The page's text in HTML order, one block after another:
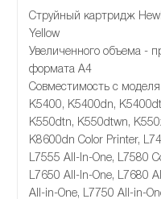
Струйный картридж
Yellow
Увеличенного объема -
формата А4
Совместимость с
K5400, K5400dn,
K550dtn, K550dtwn,
K8600dn Color Printer,
L7555 All-In-One, L7580
L7650 All-In-One, L7680
All-in-One, L7750 All-in-